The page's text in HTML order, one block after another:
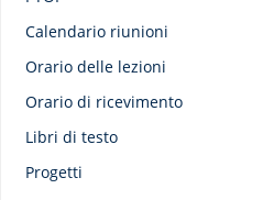
Calendario riunioni
Orario delle lezioni
Orario di ricevimento
Libri di testo
Progetti